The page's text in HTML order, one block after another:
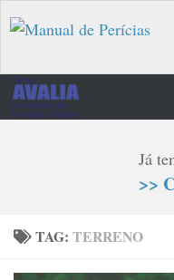
Skip to content
Já
>>
TAG: TERRENO